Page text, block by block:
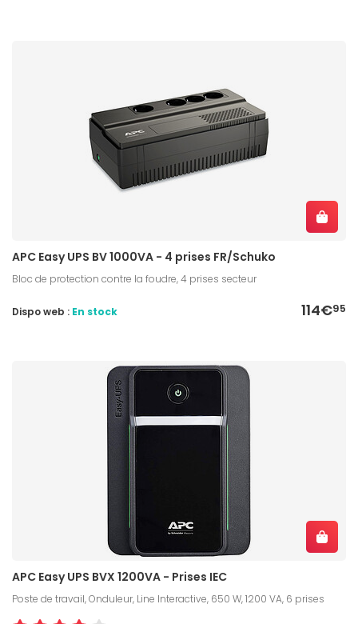
APC Easy UPS BV 1000VA - 4 prises FR/Schuko
Bloc de protection contre la foudre, 4 prises secteur
114€95
Dispo web : En stock
APC Easy UPS BVX 1200VA - Prises IEC
Poste de travail, Onduleur, Line Interactive, 650 W, 1200 VA, 6 prises